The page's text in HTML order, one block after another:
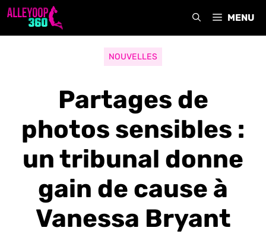
Aller
MENU
NOUVELLES
Partages de
photos sensibles :
un tribunal donne
gain de cause à
Vanessa Bryant